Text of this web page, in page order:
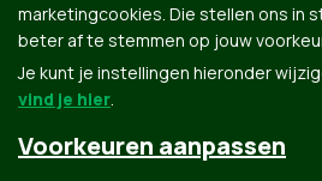
Groen.be
marketingcookies. Die stellen ons in
beter af te stemmen op jouw
Je kunt je instellingen hieronder
vind je hier.
Voorkeuren aanpassen